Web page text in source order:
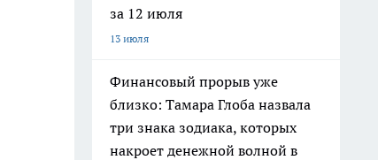
за 12 июля
13 июля
Финансовый прорыв уже
близко: Тамара Глоба назвала
три знака зодиака, которых
накроет денежной волной в